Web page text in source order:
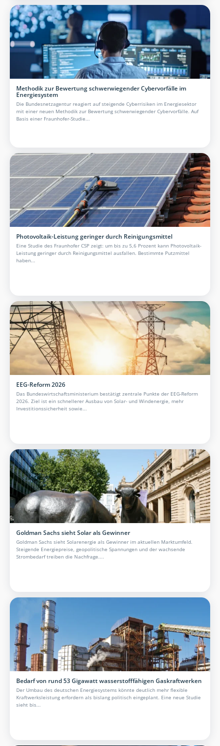
Methodik zur Bewertung schwerwiegender Cybervorfälle im
Energiesystem
Die Bundesnetzagentur reagiert auf steigende Cyberrisiken im Energiesektor
mit einer neuen Methodik zur Bewertung schwerwiegender Cybervorfälle. Auf
Basis einer Fraunhofer-Studie...
Photovoltaik-Leistung geringer durch Reinigungsmittel
Eine Studie des Fraunhofer CSP zeigt: um bis zu 5,6 Prozent kann Photovoltaik-
Leistung geringer durch Reinigungsmittel ausfallen. Bestimmte Putzmittel
haben...
EEG-Reform 2026
Das Bundeswirtschaftsministerium bestätigt zentrale Punkte der EEG-Reform
2026. Ziel ist ein schnellerer Ausbau von Solar- und Windenergie, mehr
Investitionssicherheit sowie...
Goldman Sachs sieht Solar als Gewinner
Goldman Sachs sieht Solarenergie als Gewinner im aktuellen Marktumfeld.
Steigende Energiepreise, geopolitische Spannungen und der wachsende
Strombedarf treiben die Nachfrage....
Bedarf von rund 53 Gigawatt wasserstofffähigen Gaskraftwerken
Der Umbau des deutschen Energiesystems könnte deutlich mehr flexible
Kraftwerksleistung erfordern als bislang politisch eingeplant. Eine neue Studie
sieht bis...